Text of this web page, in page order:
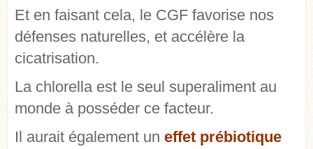
Et en faisant cela, le CGF favorise nos
défenses naturelles, et accélère la
cicatrisation.
La chlorella est le seul superaliment au
monde à posséder ce facteur.
Il aurait également un effet prébiotique